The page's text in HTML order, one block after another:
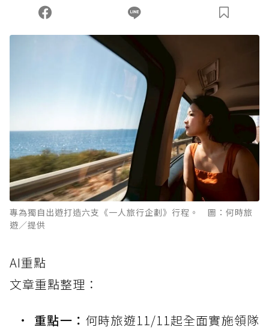
專為獨自出遊打造六支《一人旅行企劃》行程。 圖：何時旅
遊／提供
AI重點
文章重點整理：
重點一： 何時旅遊11/11起全面實施領隊